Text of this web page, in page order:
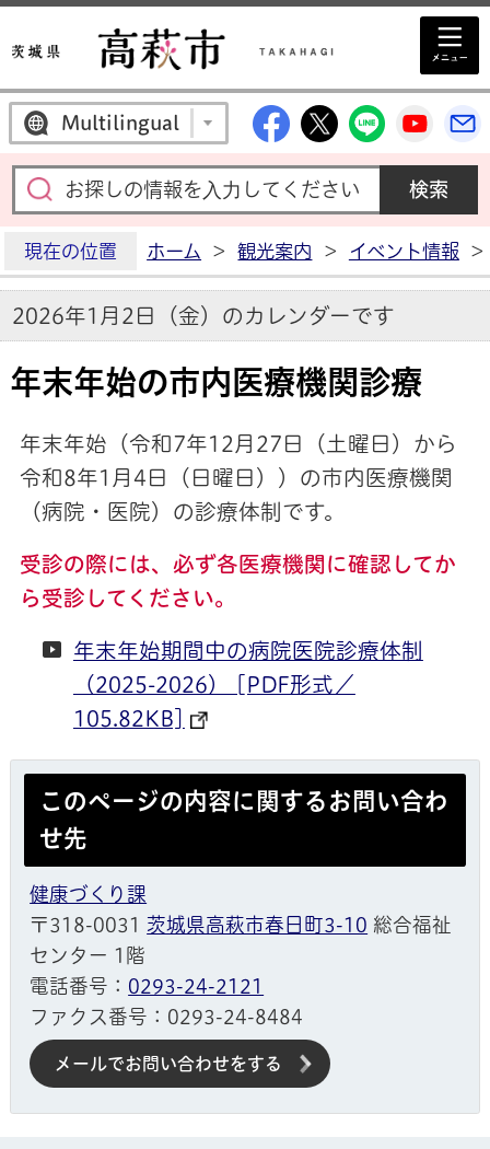
Multilingual 高萩市公式
高萩市公式X
高萩市
高
現在の位置 ホーム > 観光案内 > イベント情報 >
2026年1月2日（金）のカレンダーです
年末年始の市内医療機関診療
年末年始（令和7年12月27日（土曜日）から
令和8年1月4日（日曜日））の市内医療機関
（病院・医院）の診療体制です。
受診の際には、必ず各医療機関に確認してか
ら受診してください。
年末年始期間中の病院医院診療体制
（2025-2026） [PDF形式／
105.82KB]
このページの内容に関するお問い合わ
せ先
健康づくり課
〒318-0031 茨城県高萩市春日町3-10 総合福祉
センター 1階
電話番号： 0293-24-2121
ファクス番号：0293-24-8484
メールでお問い合わせをする